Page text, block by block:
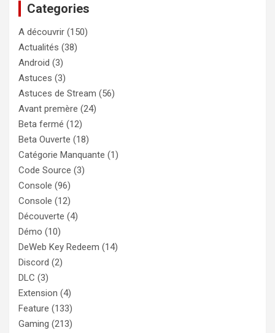
c
h
e
r
Categories
A découvrir (150)
Actualités (38)
Android (3)
Astuces (3)
Astuces de Stream (56)
Avant premère (24)
Beta fermé (12)
Beta Ouverte (18)
Catégorie Manquante (1)
Code Source (3)
Console (96)
Console (12)
Découverte (4)
Démo (10)
DeWeb Key Redeem (14)
Discord (2)
DLC (3)
Extension (4)
Feature (133)
Gaming (213)